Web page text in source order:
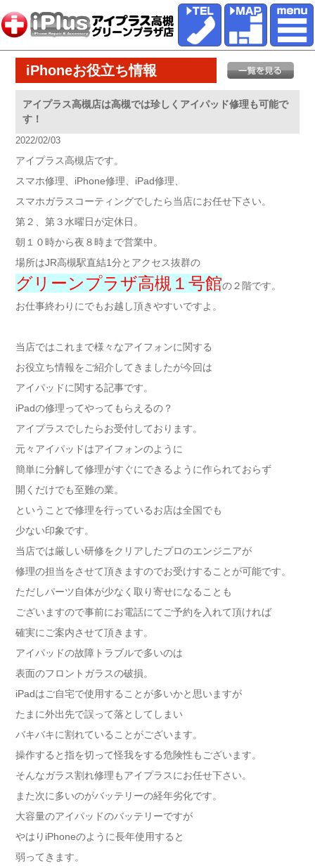
iPhoneお役立ち情報
アイプラス高槻店は高槻では珍しくアイパッド修理も可能で
す！
2022/02/03
アイプラス高槻店です。
スマホ修理、iPhone修理、iPad修理、
スマホガラスコーティングでしたら当店にお任せ下さい。
第２、第３水曜日が定休日。
朝１０時から夜８時まで営業中。
場所はJR高槻駅直結1分とアクセス抜群の
グリーンプラザ高槻１号館の２階です。
お仕事終わりにでもお越し頂きやすいですよ。
当店ではこれまで様々なアイフォンに関する
お役立ち情報をご紹介してきましたが今回は
アイパッドに関する記事です。
iPadの修理ってやってもらえるの？
アイプラスでしたらお受付しております。
元々アイパッドはアイフォンのように
簡単に分解して修理がすぐにできるように作られておらず
開くだけでも至難の業。
ということで修理を行っているお店は全国でも
少ない印象です。
当店では厳しい研修をクリアしたプロのエンジニアが
修理の担当をさせて頂きますのでお受けすることが可能です。
ただしパーツ自体が少なく取り寄せになることも
ございますので事前にお電話にてご予約を入れて頂ければ
確実にご案内させて頂きます。
アイパッドの故障トラブルで多いのは
表面のフロントガラスの破損。
iPadはご自宅で使用することが多いかと思いますが
たまに外出先で誤って落としてしまい
バキバキに割れていることがございます。
操作すると指を切って怪我をする危険性もございます。
そんなガラス割れ修理もアイプラスにお任せ下さい。
また次に多いのがバッテリーの経年劣化です。
大容量のアイパッドのバッテリーですが
やはりiPhoneのように長年使用すると
弱ってきます。